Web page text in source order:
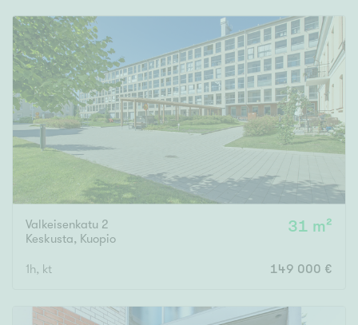
Valkeisenkatu 2
Keskusta, Kuopio
31 m²
1h, kt 149 000 €